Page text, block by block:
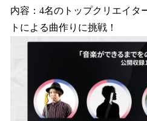
内容：4名のトップクリエイタ
トによる曲作りに挑戦！